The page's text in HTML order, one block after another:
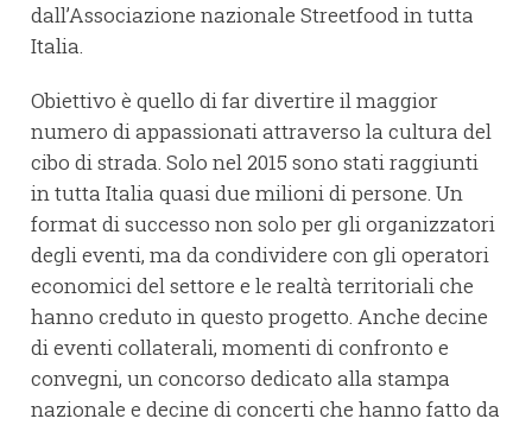
dall’Associazione nazionale Streetfood in tutta
Italia.
Obiettivo è quello di far divertire il maggior
numero di appassionati attraverso la cultura del
cibo di strada. Solo nel 2015 sono stati raggiunti
in tutta Italia quasi due milioni di persone. Un
format di successo non solo per gli organizzatori
degli eventi, ma da condividere con gli operatori
economici del settore e le realtà territoriali che
hanno creduto in questo progetto. Anche decine
di eventi collaterali, momenti di confronto e
convegni, un concorso dedicato alla stampa
nazionale e decine di concerti che hanno fatto da